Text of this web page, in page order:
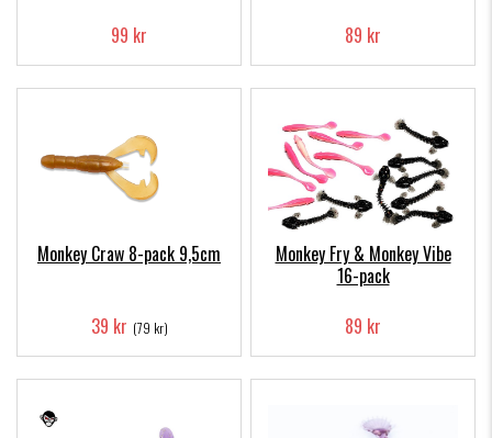
99 kr 89 kr
Monkey Craw 8-pack 9,5cm
39 kr (79 kr)
Monkey Fry & Monkey Vibe
16-pack
89 kr